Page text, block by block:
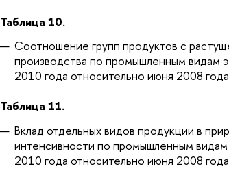
Таблица 10.
Соотношение групп продуктов с
производства по промышленным видам
2010 года относительно июня 2008 года
Таблица 11.
Вклад отдельных видов продукции в
интенсивности по промышленным
2010 года относительно июня 2008 года